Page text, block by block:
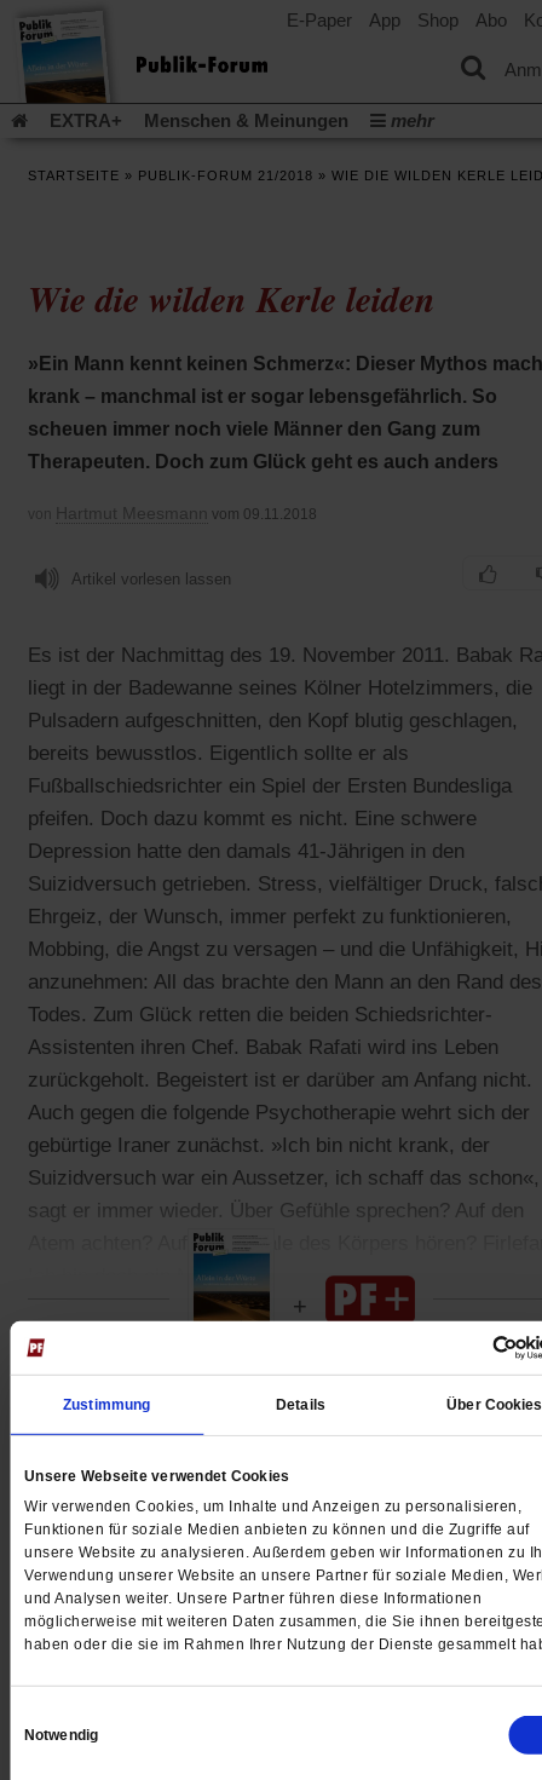
Zustimmung Details Über Cookies
Unsere Webseite verwendet Cookies
Wir verwenden Cookies, um Inhalte und Anzeigen zu personalisieren,
Funktionen für soziale Medien anbieten zu können und die Zugriffe auf
unsere Website zu analysieren. Außerdem geben wir Informationen zu
Verwendung unserer Website an unsere Partner für soziale Medien,
und Analysen weiter. Unsere Partner führen diese Informationen
möglicherweise mit weiteren Daten zusammen, die Sie ihnen
haben oder die sie im Rahmen Ihrer Nutzung der Dienste gesammelt
Notwendig
E-Paper App Shop Abo
EXTRA+ Menschen & Meinungen
mehr
Leserinitiative Publik-Forum e.V.
Die Erderwärmung
einem
neuen
Tab)
einem
neuen
Tab)
Gleichberechtigung
Künstliche Intelligenz(Öffnet
einem
neuen
Was gibt
Krieg und Frieden(Öffnet
einem
neuen
Gott neu denken Krieg in der Ukraine
Flucht und Migration
Video-Podcast »Veranstaltungen«
Podcast »Veranstaltungen«
Schriftgröße ändern:
STARTSEITE » PUBLIK-FORUM 21/2018 » WIE DIE WILDEN KERLE
Wie die wilden Kerle leiden
»Ein Mann kennt keinen Schmerz«: Dieser Mythos
krank – manchmal ist er sogar lebensgefährlich. So
scheuen immer noch viele Männer den Gang zum
Therapeuten. Doch zum Glück geht es auch anders
von Hartmut Meesmann vom 09.11.2018
Artikel vorlesen lassen
Es ist der Nachmittag des 19. November 2011. Babak
liegt in der Badewanne seines Kölner Hotelzimmers, die
Pulsadern aufgeschnitten, den Kopf blutig geschlagen,
bereits bewusstlos. Eigentlich sollte er als
Fußballschiedsrichter ein Spiel der Ersten Bundesliga
pfeifen. Doch dazu kommt es nicht. Eine schwere
Depression hatte den damals 41-Jährigen in den
Suizidversuch getrieben. Stress, vielfältiger Druck,
Ehrgeiz, der Wunsch, immer perfekt zu funktionieren,
Mobbing, die Angst zu versagen – und die Unfähigkeit,
anzunehmen: All das brachte den Mann an den Rand des
Todes. Zum Glück retten die beiden Schiedsrichter-
Assistenten ihren Chef. Babak Rafati wird ins Leben
zurückgeholt. Begeistert ist er darüber am Anfang nicht.
Auch gegen die folgende Psychotherapie wehrt sich der
gebürtige Iraner zunächst. »Ich bin nicht krank, der
Suizidversuch war ein Aussetzer, ich schaff das schon«,
sagt er immer wieder. Über Gefühle sprechen? Auf den
Atem achten? Auf die Signale des Körpers hören?
Ich bin doch ein Mann!
Gedruckt + Digital
Jetzt für 5 € testen